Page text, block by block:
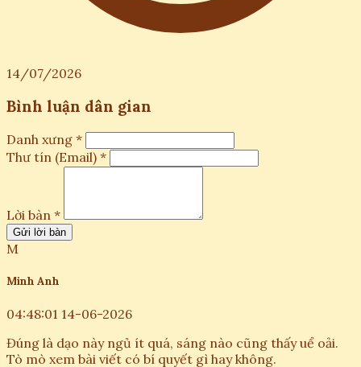
14/07/2026
Bình luận dân gian
Danh xưng *
Thư tín (Email) *
Lời bàn *
Gửi lời bàn
M
Minh Anh
04:48:01 14-06-2026
Đúng là dạo này ngủ ít quá, sáng nào cũng thấy uể oải.
Tò mò xem bài viết có bí quyết gì hay không.